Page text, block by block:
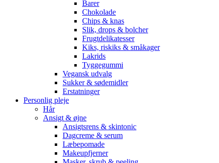
Barer
Chokolade
Chips & knas
Slik, drops & bolcher
Frugtdelikatesser
Kiks, riskiks & småkager
Lakrids
Tyggegummi
Vegansk udvalg
Sukker & sødemidler
Erstatninger
Personlig pleje
Hår
Ansigt & øjne
Ansigtsrens & skintonic
Dagcreme & serum
Læbepomade
Makeupfjerner